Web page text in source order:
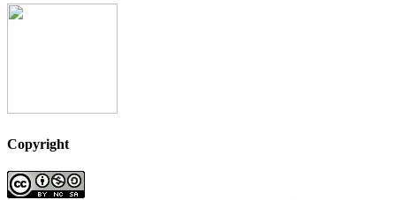
Copyright